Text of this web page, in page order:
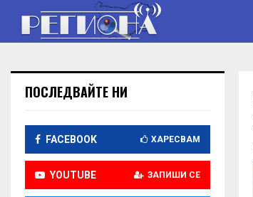
ПОСЛЕДВАЙТЕ НИ
FACEBOOK ХАРЕСВАМ
YOUTUBE ЗАПИШИ СЕ